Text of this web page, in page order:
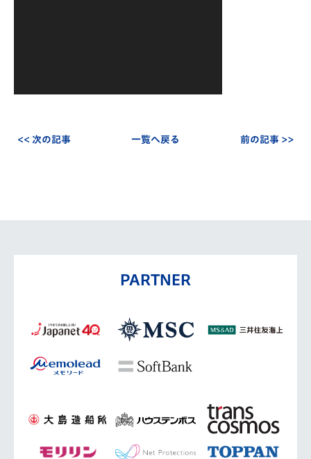
<< 次の記事 一覧へ戻る 前の記事 >>
PARTNER